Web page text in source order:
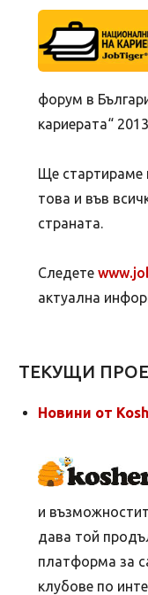
форум в
кариерата“
Ще стартираме
това и във
страната.
Следете
актуална
ТЕКУЩИ
Новини от
и
дава той
платформа за
клубове по